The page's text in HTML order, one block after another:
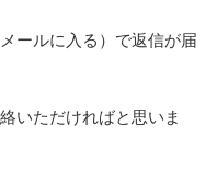
ールに入る）で返信が届
いただければと思いま